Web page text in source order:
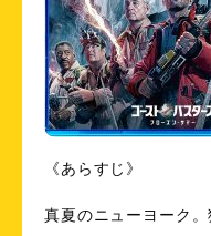
《あらすじ》
真夏のニューヨーク